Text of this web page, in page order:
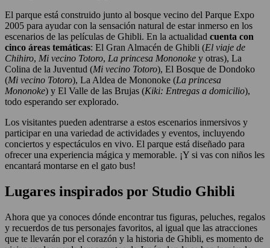
El parque está construido junto al bosque vecino del Parque Expo
2005 para ayudar con la sensación natural de estar inmerso en los
escenarios de las películas de Ghibli. En la actualidad cuenta con
cinco áreas temáticas: El Gran Almacén de Ghibli (El viaje de
Chihiro, Mi vecino Totoro, La princesa Mononoke y otras), La
Colina de la Juventud (Mi vecino Totoro), El Bosque de Dondoko
(Mi vecino Totoro), La Aldea de Mononoke (La princesa
Mononoke) y El Valle de las Brujas (Kiki: Entregas a domicilio),
todo esperando ser explorado.
Los visitantes pueden adentrarse a estos escenarios inmersivos y
participar en una variedad de actividades y eventos, incluyendo
conciertos y espectáculos en vivo. El parque está diseñado para
ofrecer una experiencia mágica y memorable. ¡Y si vas con niños les
encantará montarse en el gato bus!
Lugares inspirados por Studio Ghibli
Ahora que ya conoces dónde encontrar tus figuras, peluches, regalos
y recuerdos de tus personajes favoritos, al igual que las atracciones
que te llevarán por el corazón y la historia de Ghibli, es momento de